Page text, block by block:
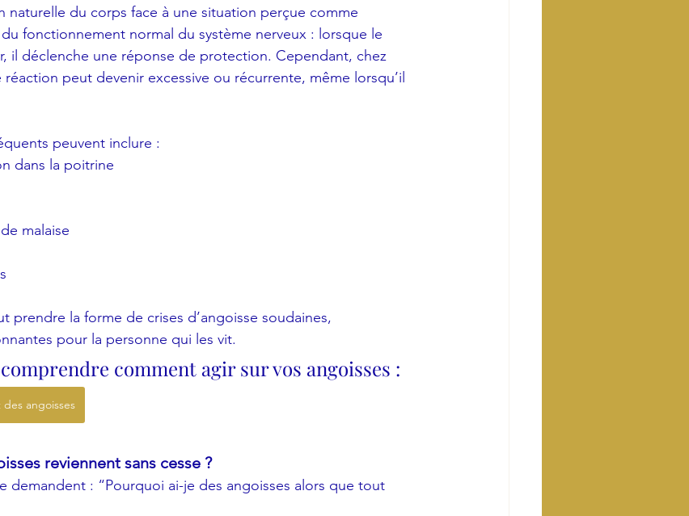
naturelle du corps face à une situation perçue comme
fonctionnement normal du système nerveux : lorsque le
il déclenche une réponse de protection. Cependant, chez
peut devenir excessive ou récurrente, même lorsqu’il
peuvent inclure :
dans la poitrine
malaise
prendre la forme de crises d’angoisse soudaines,
pour la personne qui les vit.
comment agir sur vos angoisses :
angoisses
reviennent sans cesse ?
demandent : “Pourquoi ai-je des angoisses alors que tout